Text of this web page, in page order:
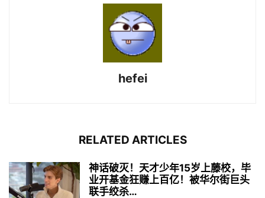
hefei
RELATED ARTICLES
神话破灭！天才少年15岁上藤校，毕
业开基金狂赚上百亿！被华尔街巨头
联手绞杀…